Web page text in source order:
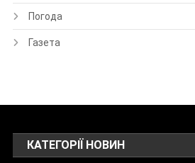
Погода
Газета
КАТЕГОРІЇ НОВИН